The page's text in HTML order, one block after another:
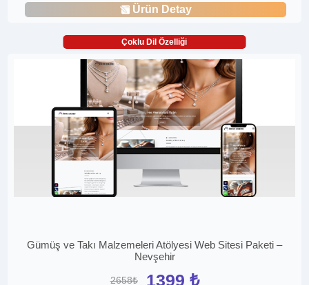
Ürün Detay
Çoklu Dil Özelliği
Gümüş ve Takı Malzemeleri Atölyesi Web Sitesi Paketi –
Nevşehir
2658₺ 1399 ₺